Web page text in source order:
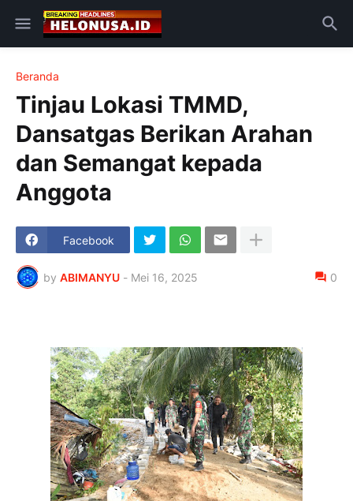
Beranda
Tinjau Lokasi TMMD,
Dansatgas Berikan Arahan
dan Semangat kepada
Anggota
Facebook
by ABIMANYU - Mei 16, 2025 0